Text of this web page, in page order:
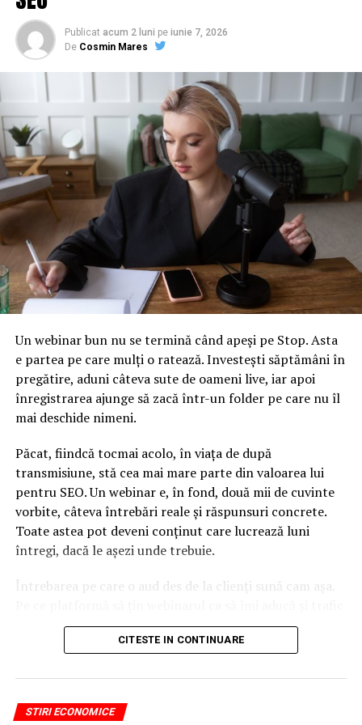
Publicat acum 2 luni pe iunie 7, 2026
De Cosmin Mares
Un webinar bun nu se termină când apeși pe Stop. Asta
e partea pe care mulți o ratează. Investești săptămâni în
pregătire, aduni câteva sute de oameni live, iar apoi
înregistrarea ajunge să zacă într-un folder pe care nu îl
mai deschide nimeni.
Păcat, fiindcă tocmai acolo, în viața de după
transmisiune, stă cea mai mare parte din valoarea lui
pentru SEO. Un webinar e, în fond, două mii de cuvinte
vorbite, câteva întrebări reale și răspunsuri concrete.
Toate astea pot deveni conținut care lucrează luni
întregi, dacă le așezi unde trebuie.
Întrebarea pe care o aud des de la clienți sună cam așa.
din Google, nu doar lead-uri pe moment? Răspunsul
scurt e că platforma contează, dar nu în felul în care
Nu cel mai tare software câștigă, ci acela care îți lasă
conținutul liber, indexabil și ușor de reutilizat. Hai să o
CITESTE IN CONTINUARE
STIRI ECONOMICE